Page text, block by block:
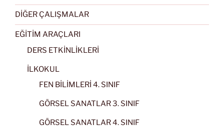
DİĞER ÇALIŞMALAR
EĞİTİM ARAÇLARI
DERS ETKİNLİKLERİ
İLKOKUL
FEN BİLİMLERİ 4. SINIF
GÖRSEL SANATLAR 3. SINIF
GÖRSEL SANATLAR 4. SINIF